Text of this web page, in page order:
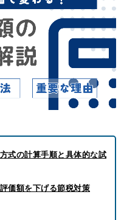
式の計算手順と具体的な試
価額を下げる節税対策